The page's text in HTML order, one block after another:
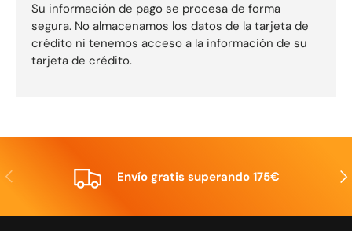
Su información de pago se procesa de forma
segura. No almacenamos los datos de la tarjeta de
crédito ni tenemos acceso a la información de su
tarjeta de crédito.
Anterior Envío gratis superando 175€